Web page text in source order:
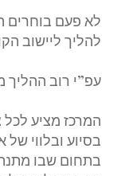
לא פעם בוחרים
להליך ליישוב
עפ”י רוב ההליך
המרכז מציע
בסיוע ובלווי
בתחום שבו